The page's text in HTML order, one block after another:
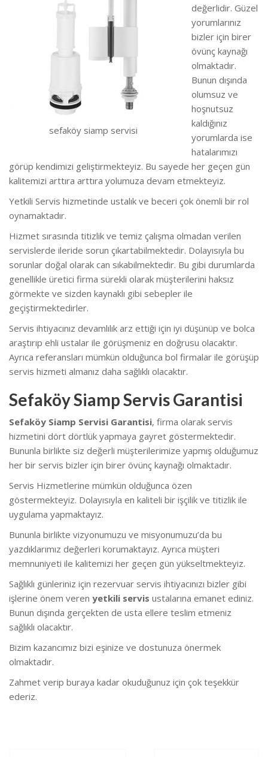
sefaköy siamp servisi
değerlidir. Güzel
yorumlarınız
bizler için birer
övünç kaynağı
olmaktadır.
Bunun dışında
olumsuz ve
hoşnutsuz
kaldığınız
yorumlarda ise
hatalarımızı
görüp kendimizi geliştirmekteyiz. Bu sayede her geçen gün
kalitemizi arttıra arttıra yolumuza devam etmekteyiz.
Yetkili Servis hizmetinde ustalık ve beceri çok önemli bir rol
oynamaktadır.
Hizmet sırasında titizlik ve temiz çalışma olmadan verilen
servislerde ileride sorun çıkartabilmektedir. Dolayısıyla bu
sorunlar doğal olarak can sıkabilmektedir. Bu gibi durumlarda
genellikle üretici firma sürekli olarak müşterilerini haksız
görmekte ve sizden kaynaklı gibi sebepler ile
geçiştirmektedirler.
Servis ihtiyacınız devamlılık arz ettiği için iyi düşünüp ve bolca
araştırıp ehli ustalar ile görüşmeniz en doğrusu olacaktır.
Ayrıca referansları mümkün olduğunca bol firmalar ile görüşüp
servis hizmeti almanız daha sağlıklı olacaktır.
Sefaköy Siamp Servis Garantisi
Sefaköy Siamp Servisi Garantisi, firma olarak servis
hizmetini dört dörtlük yapmaya gayret göstermektedir.
Bununla birlikte siz değerli müşterilerimize yapmış olduğumuz
her bir servis bizler için birer övünç kaynağı olmaktadır.
Servis Hizmetlerine mümkün olduğunca özen
göstermekteyiz. Dolayısıyla en kaliteli bir işçilik ve titizlik ile
uygulama yapmaktayız.
Bununla birlikte vizyonumuzu ve misyonumuzu’da bu
yazdıklarımız değerleri korumaktayız. Ayrıca müşteri
memnuniyeti ile kalitemizi her geçen gün yükseltmekteyiz.
Sağlıklı günleriniz için rezervuar servis ihtiyacınızı bizler gibi
işlerine önem veren yetkili servis ustalarına emanet ediniz.
Bunun dışında gerçekten de usta ellere teslim etmeniz
sağlıklı olacaktır.
Bizim kazancımız bizi eşinize ve dostunuza önermek
olmaktadır.
Zahmet verip buraya kadar okuduğunuz için çok teşekkür
ederiz.